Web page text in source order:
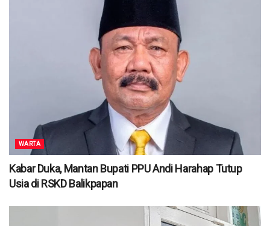
WARTA
Kabar Duka, Mantan Bupati PPU Andi Harahap Tutup
Usia di RSKD Balikpapan